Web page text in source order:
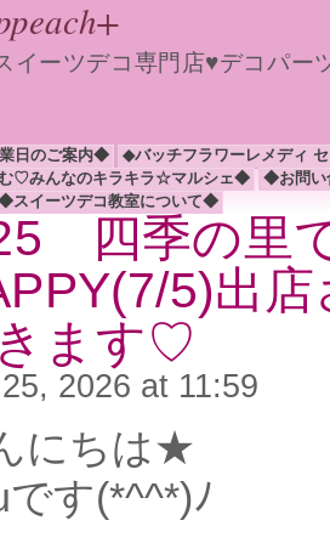
イーツデコ専門店♥デコパ
日のご案内◆
◆バッチフラワーレメディ
♡みんなのキラキラ☆マルシェ◆
◆お問
スイーツデコ教室について◆
四季の里
5)出
ます♡
2026 at 11:59
にちは★
です(*^^*)ﾉ